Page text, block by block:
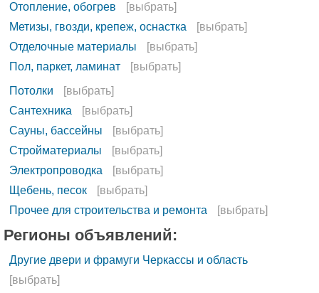
Отопление, обогрев
[выбрать]
Метизы, гвозди, крепеж, оснастка
[выбрать]
Отделочные материалы
[выбрать]
Пол, паркет, ламинат
[выбрать]
Потолки
[выбрать]
Сантехника
[выбрать]
Сауны, бассейны
[выбрать]
Стройматериалы
[выбрать]
Электропроводка
[выбрать]
Щебень, песок
[выбрать]
Прочее для строительства и ремонта
[выбрать]
Регионы объявлений:
Другие двери и фрамуги Черкассы и область
[выбрать]